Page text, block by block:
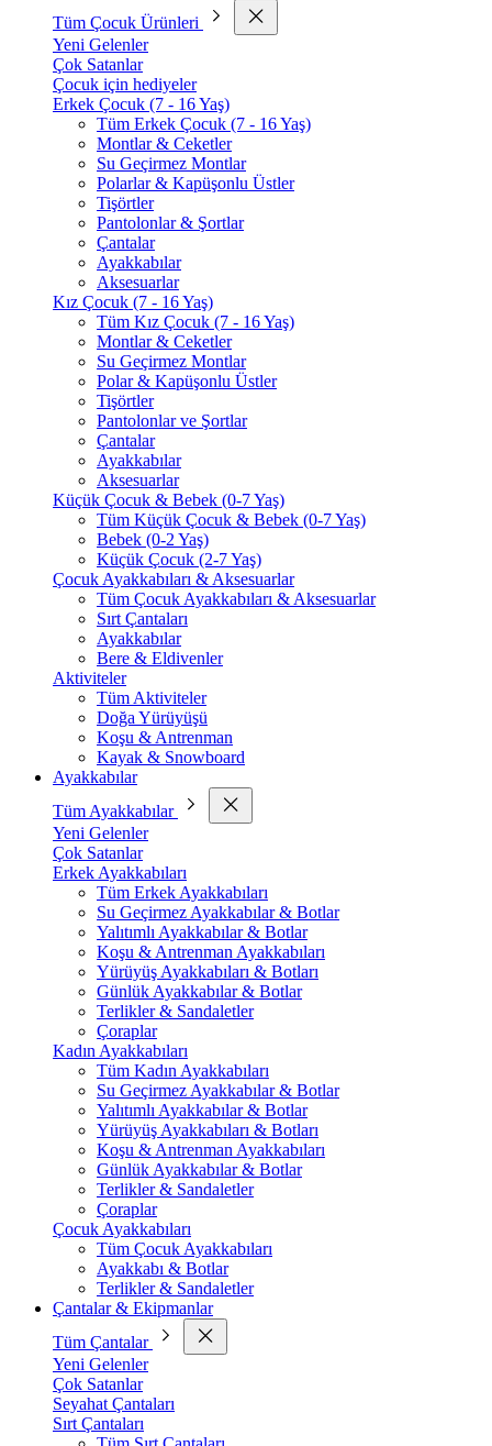
Tüm Çocuk Ürünleri
Yeni Gelenler
Çok Satanlar
Çocuk için hediyeler
Erkek Çocuk (7 - 16 Yaş)
Tüm Erkek Çocuk (7 - 16 Yaş)
Montlar & Ceketler
Su Geçirmez Montlar
Polarlar & Kapüşonlu Üstler
Tişörtler
Pantolonlar & Şortlar
Çantalar
Ayakkabılar
Aksesuarlar
Kız Çocuk (7 - 16 Yaş)
Tüm Kız Çocuk (7 - 16 Yaş)
Montlar & Ceketler
Su Geçirmez Montlar
Polar & Kapüşonlu Üstler
Tişörtler
Pantolonlar ve Şortlar
Çantalar
Ayakkabılar
Aksesuarlar
Küçük Çocuk & Bebek (0-7 Yaş)
Tüm Küçük Çocuk & Bebek (0-7 Yaş)
Bebek (0-2 Yaş)
Küçük Çocuk (2-7 Yaş)
Çocuk Ayakkabıları & Aksesuarlar
Tüm Çocuk Ayakkabıları & Aksesuarlar
Sırt Çantaları
Ayakkabılar
Bere & Eldivenler
Aktiviteler
Tüm Aktiviteler
Doğa Yürüyüşü
Koşu & Antrenman
Kayak & Snowboard
Ayakkabılar
Tüm Ayakkabılar
Yeni Gelenler
Çok Satanlar
Erkek Ayakkabıları
Tüm Erkek Ayakkabıları
Su Geçirmez Ayakkabılar & Botlar
Yalıtımlı Ayakkabılar & Botlar
Koşu & Antrenman Ayakkabıları
Yürüyüş Ayakkabıları & Botları
Günlük Ayakkabılar & Botlar
Terlikler & Sandaletler
Çoraplar
Kadın Ayakkabıları
Tüm Kadın Ayakkabıları
Su Geçirmez Ayakkabılar & Botlar
Yalıtımlı Ayakkabılar & Botlar
Yürüyüş Ayakkabıları & Botları
Koşu & Antrenman Ayakkabıları
Günlük Ayakkabılar & Botlar
Terlikler & Sandaletler
Çoraplar
Çocuk Ayakkabıları
Tüm Çocuk Ayakkabıları
Ayakkabı & Botlar
Terlikler & Sandaletler
Çantalar & Ekipmanlar
Tüm Çantalar
Yeni Gelenler
Çok Satanlar
Seyahat Çantaları
Sırt Çantaları